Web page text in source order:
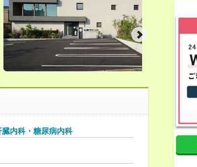
内科・糖尿病内科